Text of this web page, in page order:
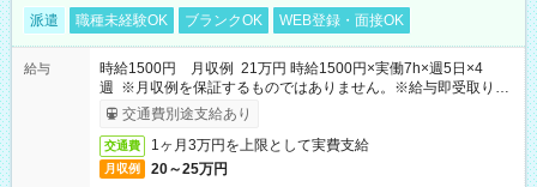
派遣 職種未経験OK ブランクOK WEB登録・面接OK
給与
時給1500円 月収例 21万円 時給1500円×実働7h×週5日×4
週 ※月収例を保証するものではありません。※給与即受取りサ
ービス利用可（利用条件有）
交通費別途支給あり
交通費 1ヶ月3万円を上限として実費支給
月収例 20～25万円